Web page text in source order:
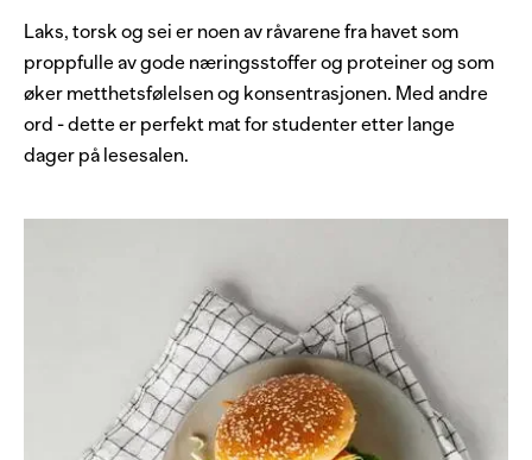
Laks, torsk og sei er noen av råvarene fra havet som
proppfulle av gode næringsstoffer og proteiner og som
øker metthetsfølelsen og konsentrasjonen. Med andre
ord - dette er perfekt mat for studenter etter lange
dager på lesesalen.